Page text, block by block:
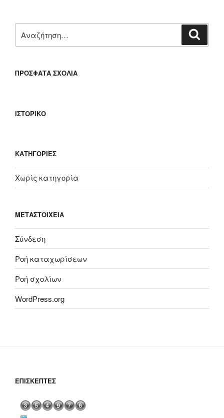
για:
ΠΡΌΣΦΑΤΑ ΣΧΌΛΙΑ
ΙΣΤΟΡΙΚΌ
KΑΤΗΓΟΡΊΕΣ
Χωρίς κατηγορία
ΜΕΤΑΣΤΟΙΧΕΊΑ
Σύνδεση
Ροή καταχωρίσεων
Ροή σχολίων
WordPress.org
ΕΠΙΣΚΈΠΤΕΣ